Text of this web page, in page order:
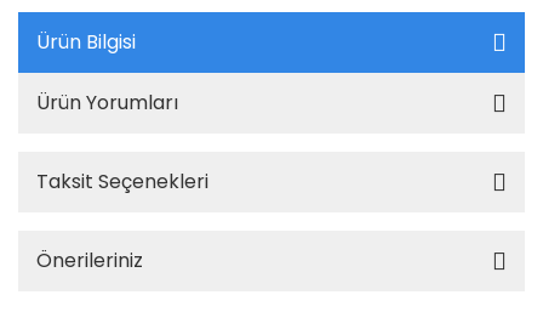
Ürün Bilgisi
Ürün Yorumları
Taksit Seçenekleri
Önerileriniz